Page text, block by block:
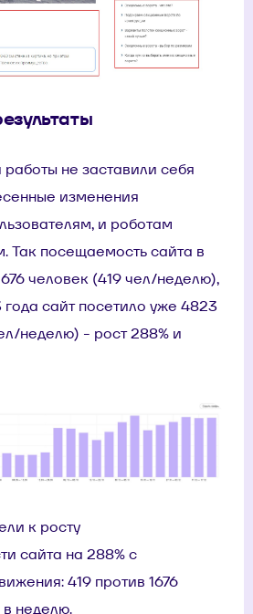
не заставили себя
изменения
и роботам
Так посещаемость сайта в
человек (419 чел/неделю),
сайт посетило уже 4823
неделю) - рост 288% и
к росту
сайта на 288% с
419 против 1676
в неделю.